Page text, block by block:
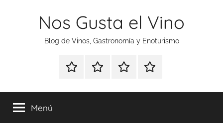
Nos Gusta el Vino
Blog de Vinos, Gastronomía y Enoturismo
Especial
Tonics
Enoturismo
Gastronomía
RankingContacto
Menú